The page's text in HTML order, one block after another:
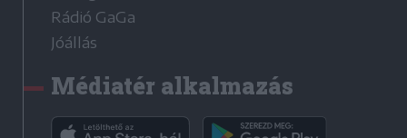
Rádió GaGa
Jóállás
Médiatér alkalmazás